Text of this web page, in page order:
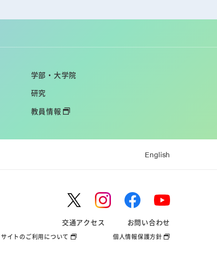
学部・大学院
研究
教員情報
English
交通アクセス お問い合わせ
サイトのご利用について 個人情報保護方針